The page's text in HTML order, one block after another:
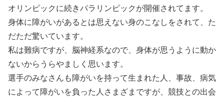
オリンピックに続きパラリンピックが開催されてます。
身体に障がいがあるとは思えない身のこなしをされて、た
だただ驚いています。
私は難病ですが、脳神経系なので、身体が思うように動か
ないからうらやましく思います。
選手のみなさんも障がいを持って生まれた人、事故、病気
によって障がいを負った人さまざまですが、競技との出会